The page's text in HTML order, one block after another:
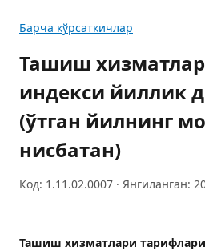
Барча кўрсаткичлар
Ташиш
индекси йиллик
(ўтган йилнинг
нисбатан)
Код: 1.11.02.0007 · Янгиланган:
Ташиш хизматлари